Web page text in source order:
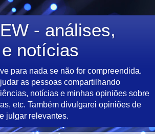
- análises,
notícias
para nada se não for compreendida.
as pessoas compartilhando
notícias e minhas opiniões sobre
etc. Também divulgarei opiniões de
julgar relevantes.